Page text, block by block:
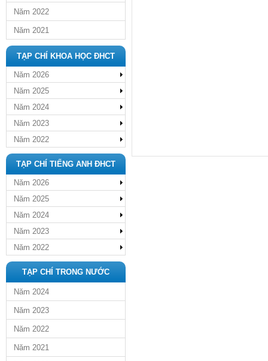
Năm 2022
Năm 2021
TẠP CHÍ KHOA HỌC ĐHCT
Năm 2026
Năm 2025
Năm 2024
Năm 2023
Năm 2022
TẠP CHÍ TIẾNG ANH ĐHCT
Năm 2026
Năm 2025
Năm 2024
Năm 2023
Năm 2022
TẠP CHÍ TRONG NƯỚC
Năm 2024
Năm 2023
Năm 2022
Năm 2021